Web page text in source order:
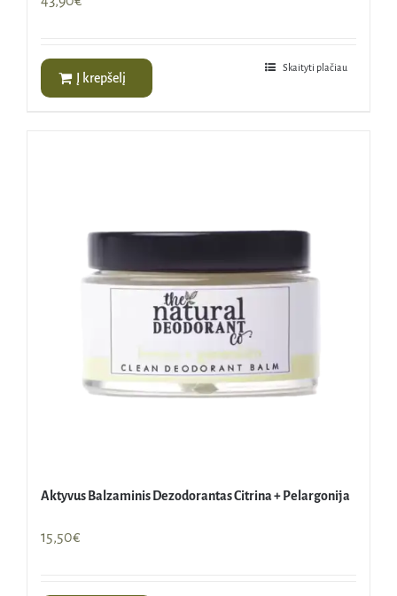
Į krepšelį
Skaityti plačiau
Aktyvus Balzaminis Dezodorantas Citrina + Pelargonija
15,50€